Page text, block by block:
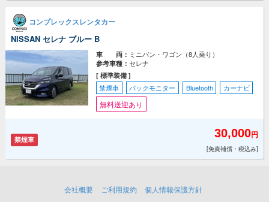
コンプレックスレンタカー
NISSAN セレナ ブルー B
車 両： ミニバン・ワゴン（8人乗り）
参考車種： セレナ
[ 標準装備 ]
禁煙車 バックモニター Bluetooth カーナビ
無料送迎あり
禁煙車 30,000円
[免責補償・税込み]
会社概要 ご利用規約 個人情報保護方針